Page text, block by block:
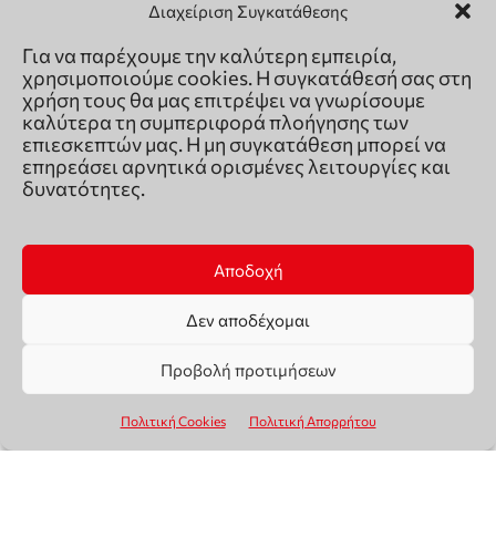
Διαχείριση Συγκατάθεσης
Για να παρέχουμε την καλύτερη εμπειρία,
χρησιμοποιούμε cookies. Η συγκατάθεσή σας στη
χρήση τους θα μας επιτρέψει να γνωρίσουμε
καλύτερα τη συμπεριφορά πλοήγησης των
επιεσκεπτών μας. Η μη συγκατάθεση μπορεί να
επηρεάσει αρνητικά ορισμένες λειτουργίες και
δυνατότητες.
Αποδοχή
Δεν αποδέχομαι
Προβολή προτιμήσεων
Πολιτική Cookies Πολιτική Απορρήτου